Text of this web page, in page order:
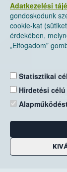
Adatkezelési
gondoskodunk
cookie-kat
érdekében,
„Elfogadom”
Statisztikai
Hirdetési